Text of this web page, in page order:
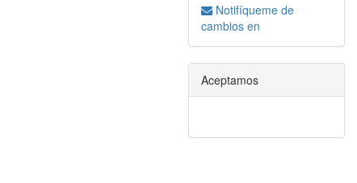
Notifíqueme de
cambios en
Aceptamos